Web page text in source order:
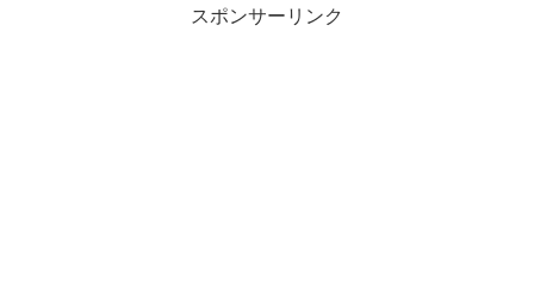
スポンサーリンク